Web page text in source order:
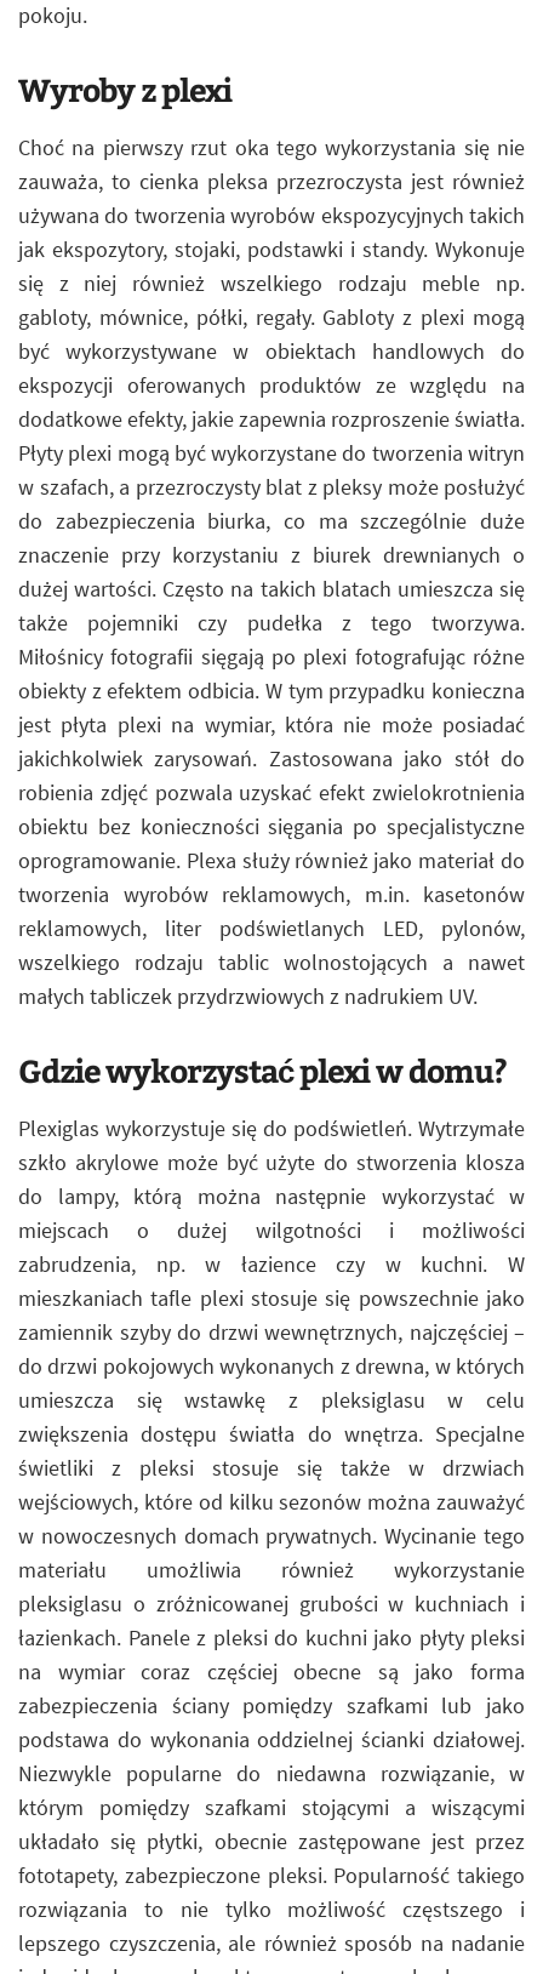
pokoju.
Wyroby z plexi
Choć na pierwszy rzut oka tego wykorzystania się nie
zauważa, to cienka pleksa przezroczysta jest również
używana do tworzenia wyrobów ekspozycyjnych takich
jak ekspozytory, stojaki, podstawki i standy. Wykonuje
się z niej również wszelkiego rodzaju meble np.
gabloty, mównice, półki, regały. Gabloty z plexi mogą
być wykorzystywane w obiektach handlowych do
ekspozycji oferowanych produktów ze względu na
dodatkowe efekty, jakie zapewnia rozproszenie światła.
Płyty plexi mogą być wykorzystane do tworzenia witryn
w szafach, a przezroczysty blat z pleksy może posłużyć
do zabezpieczenia biurka, co ma szczególnie duże
znaczenie przy korzystaniu z biurek drewnianych o
dużej wartości. Często na takich blatach umieszcza się
także pojemniki czy pudełka z tego tworzywa.
Miłośnicy fotografii sięgają po plexi fotografując różne
obiekty z efektem odbicia. W tym przypadku konieczna
jest płyta plexi na wymiar, która nie może posiadać
jakichkolwiek zarysowań. Zastosowana jako stół do
robienia zdjęć pozwala uzyskać efekt zwielokrotnienia
obiektu bez konieczności sięgania po specjalistyczne
oprogramowanie. Plexa służy również jako materiał do
tworzenia wyrobów reklamowych, m.in. kasetonów
reklamowych, liter podświetlanych LED, pylonów,
wszelkiego rodzaju tablic wolnostojących a nawet
małych tabliczek przydrzwiowych z nadrukiem UV.
Gdzie wykorzystać plexi w domu?
Plexiglas wykorzystuje się do podświetleń. Wytrzymałe
szkło akrylowe może być użyte do stworzenia klosza
do lampy, którą można następnie wykorzystać w
miejscach o dużej wilgotności i możliwości
zabrudzenia, np. w łazience czy w kuchni. W
mieszkaniach tafle plexi stosuje się powszechnie jako
zamiennik szyby do drzwi wewnętrznych, najczęściej –
do drzwi pokojowych wykonanych z drewna, w których
umieszcza się wstawkę z pleksiglasu w celu
zwiększenia dostępu światła do wnętrza. Specjalne
świetliki z pleksi stosuje się także w drzwiach
wejściowych, które od kilku sezonów można zauważyć
w nowoczesnych domach prywatnych. Wycinanie tego
materiału umożliwia również wykorzystanie
pleksiglasu o zróżnicowanej grubości w kuchniach i
łazienkach. Panele z pleksi do kuchni jako płyty pleksi
na wymiar coraz częściej obecne są jako forma
zabezpieczenia ściany pomiędzy szafkami lub jako
podstawa do wykonania oddzielnej ścianki działowej.
Niezwykle popularne do niedawna rozwiązanie, w
którym pomiędzy szafkami stojącymi a wiszącymi
układało się płytki, obecnie zastępowane jest przez
fototapety, zabezpieczone pleksi. Popularność takiego
rozwiązania to nie tylko możliwość częstszego i
lepszego czyszczenia, ale również sposób na nadanie